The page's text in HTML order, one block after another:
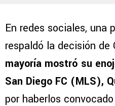
En redes sociales, una
respaldó la decisión de
mayoría mostró su
San Diego FC (MLS),
por haberlos